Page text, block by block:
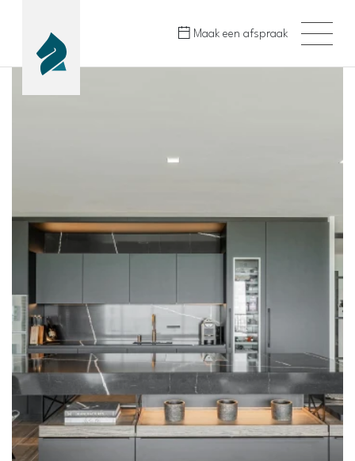
Maak een afspraak